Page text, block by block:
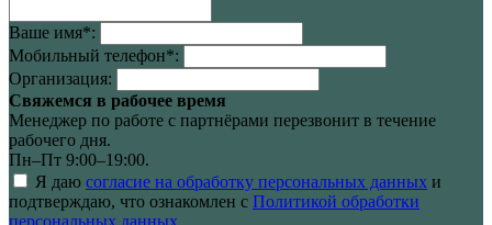
Ваше имя*:
Мобильный телефон*:
Организация:
Свяжемся в рабочее время
Менеджер по работе с партнёрами перезвонит в течение
рабочего дня.
Пн–Пт 9:00–19:00.
Я даю согласие на обработку персональных данных и
подтверждаю, что ознакомлен с Политикой обработки